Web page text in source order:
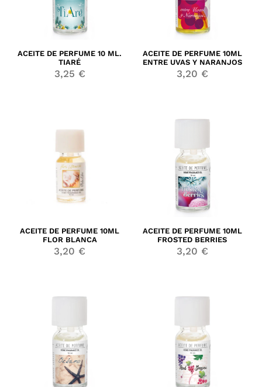
ACEITE DE PERFUME 10 ML.
TIARÉ
3,25 €
ACEITE DE PERFUME 10ML
ENTRE UVAS Y NARANJOS
3,20 €
ACEITE DE PERFUME 10ML
FLOR BLANCA
3,20 €
ACEITE DE PERFUME 10ML
FROSTED BERRIES
3,20 €